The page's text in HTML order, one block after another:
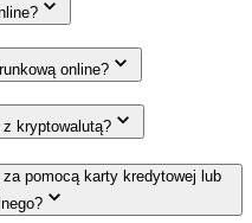
online?
kryptowalutą?
pomocą karty kredytowej lub